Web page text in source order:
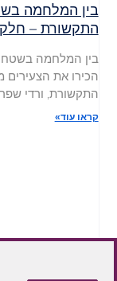
בין המלחמה
התקשורת – חלק
בין המלחמה בשטח
הכירו את הצעירים
התקשורת, ורדי שפר
קראו עוד»